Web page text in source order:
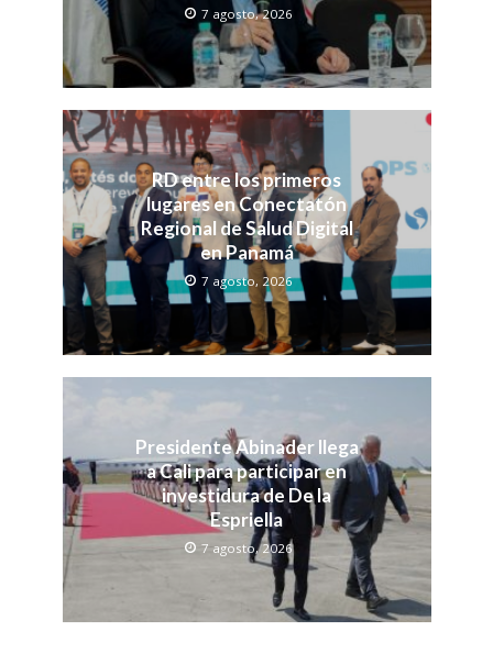
7 agosto, 2026
RD entre los primeros
lugares en Conectatón
Regional de Salud Digital
en Panamá
7 agosto, 2026
Presidente Abinader llega
a Cali para participar en
investidura de De la
Espriella
7 agosto, 2026